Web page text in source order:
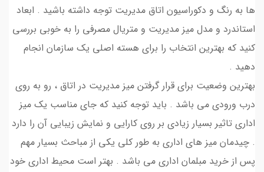
ها به رنگ و دکوراسیون اتاق مدیریت توجه داشته باشید . ابعاد
استاندرد و مدل میز مدیریت و متریال مصرفی را به خوبی بررسی
کنید که بهترین انتخاب را برای هسته اصلی یک سازمان انجام
دهید .
بهترین وضعیت برای قرار گرفتن میز مدیریت در اتاق ، رو به روی
درب ورودی می باشد . باید توجه کنید که جای مناسب یک میز
اداری تاثیر بسیار زیادی بر روی کارایی و نمایش زیبایی آن را دارد
. چیدمان میز های اداری به طور کلی یکی از مباحث بسیار مهم
پس از خرید مبلمان اداری می باشد . بهتر است محیط اداری خود